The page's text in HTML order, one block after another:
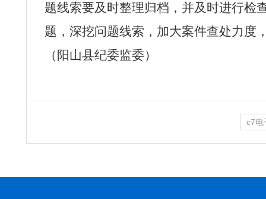
题线索要及时整理归档，并及时进行检
题，深挖问题线索，加大案件查处力度
（阳山县纪委监委）
c7电